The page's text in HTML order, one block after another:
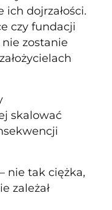
dojrzałości.
czy fundacji
zostanie
skalować
nie tak ciężka,
zależał